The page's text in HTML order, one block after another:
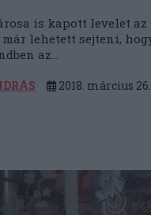
is kapott levelet az
már lehetett sejteni,
az...
2018. március 26.